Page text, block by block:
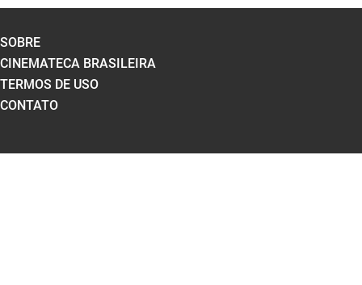
SOBRE
CINEMATECA BRASILEIRA
TERMOS DE USO
CONTATO